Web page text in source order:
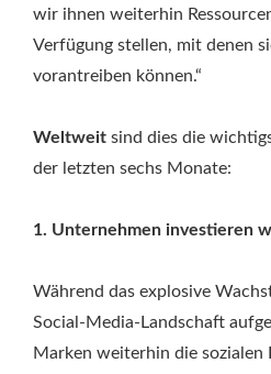
wir ihnen weiterhin
Verfügung stellen, mit denen
vorantreiben können.“
Weltweit sind dies die
der letzten sechs Monate:
1. Unternehmen investieren
Während das explosive
Social-Media-Landschaft
Marken weiterhin die